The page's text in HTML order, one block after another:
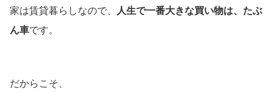
家は賃貸暮らしなので、
人生で一番大きな買い物は、たぶ
ん車です。
だからこそ、